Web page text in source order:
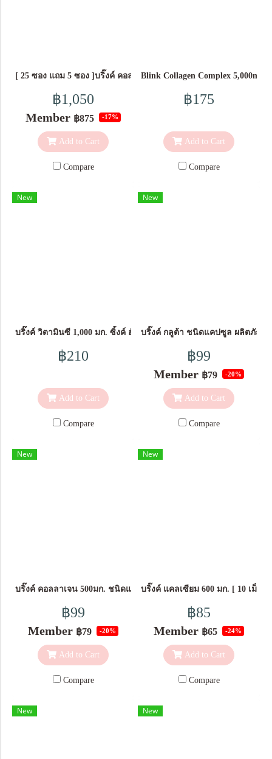
[ 25 ซอง แถม 5 ซอง ]บริ๊งค์ คอลลาเจน คอมเพล็กซ์ 5,000 มก. ชนิดผง
฿1,050
Member ฿875 -17%
Add to Cart
Compare
Blink Collagen Complex 5,000mg.
฿175
Add to Cart
Compare
New
บริ๊งค์ วิตามินซี 1,000 มก. ซิ้งค์ ฮันนี่เลมอน ชนิดผง [ 1 กล่อง ]
฿210
Add to Cart
Compare
New
บริ๊งค์ กลูต้า ชนิดแคปซูล ผลิตภัณฑ์
฿99
Member ฿79 -20%
Add to Cart
Compare
New
บริ๊งค์ คอลลาเจน 500มก. ชนิดแคปซูล ผลิตภัณฑ์เสริมอาหาร [ 14 แค
฿99
Member ฿79 -20%
Add to Cart
Compare
New
บริ๊งค์ แคลเซียม 600 มก. [ 10 เม็ด ]
฿85
Member ฿65 -24%
Add to Cart
Compare
New New